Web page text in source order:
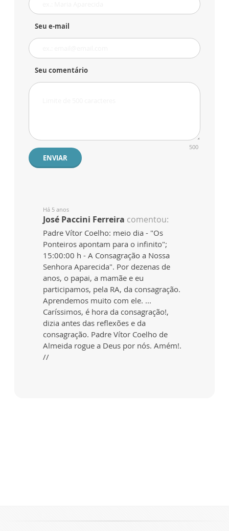
Seu e-mail
Seu comentário
500
ENVIAR
Há 5 anos
José Paccini Ferreira comentou:
Padre Vítor Coelho: meio dia - "Os
Ponteiros apontam para o infinito";
15:00:00 h - A Consagração a Nossa
Senhora Aparecida". Por dezenas de
anos, o papai, a mamãe e eu
participamos, pela RA, da consagração.
Aprendemos muito com ele. ...
Caríssimos, é hora da consagração!,
dizia antes das reflexões e da
consagração. Padre Vítor Coelho de
Almeida rogue a Deus por nós. Amém!.
//